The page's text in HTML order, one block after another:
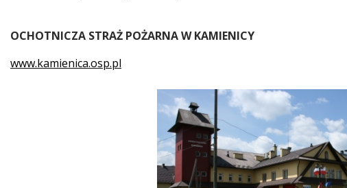
OCHOTNICZA STRAŻ POŻARNA W KAMIENICY
www.kamienica.osp.pl